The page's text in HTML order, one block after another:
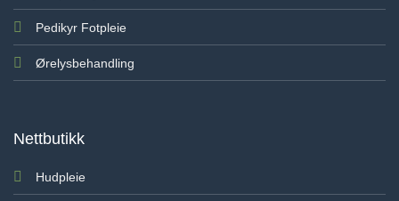
Pedikyr Fotpleie
Ørelysbehandling
Nettbutikk
Hudpleie